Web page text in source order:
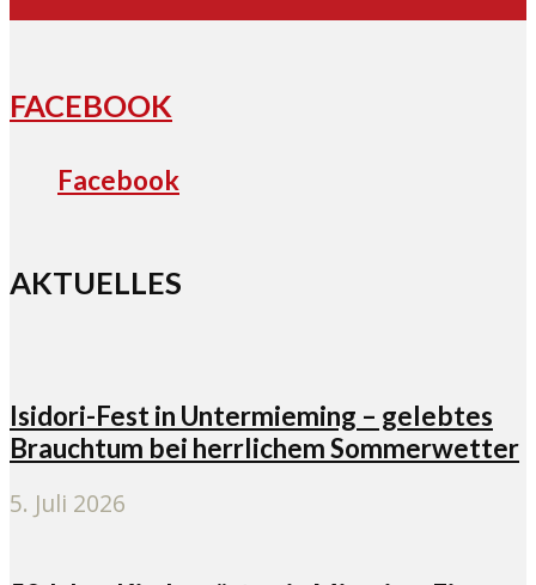
FACEBOOK
Facebook
AKTUELLES
Isidori-Fest in Untermieming – gelebtes
Brauchtum bei herrlichem Sommerwetter
5. Juli 2026